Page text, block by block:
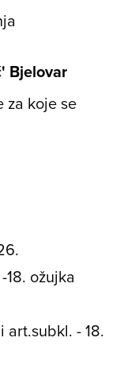
Bjelovar
za koje se
ožujka
- 18.